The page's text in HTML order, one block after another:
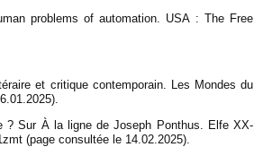
problems of automation. USA : The Free
et critique contemporain. Les Mondes du
? Sur À la ligne de Joseph Ponthus. Elfe XX-
(page consultée le 14.02.2025).